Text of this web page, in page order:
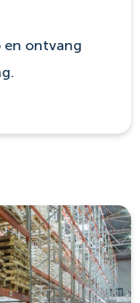
en ontvang